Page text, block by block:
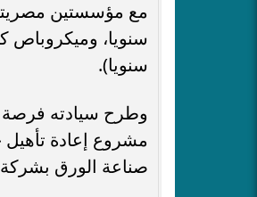
سنويا).
وطرح سيادته فرصة
مشروع إعادة
صناعة الورق بشركة